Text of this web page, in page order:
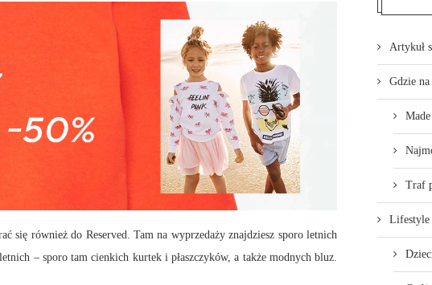
się również do Reserved. Tam na wyprzedaży znajdziesz sporo letnich
– sporo tam cienkich kurtek i płaszczyków, a także modnych bluz.
Artykuł
Gdzie
Traf
Lifestyle